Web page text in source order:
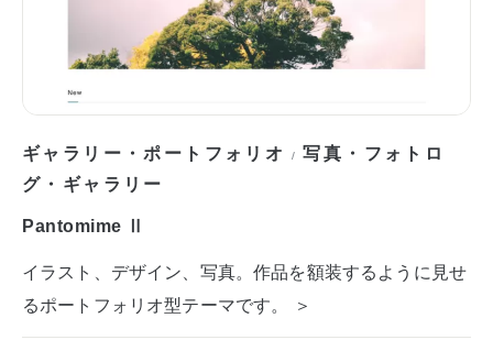
ギャラリー・ポートフォリオ /写真・フォトロ
グ・ギャラリー
Pantomime Ⅱ
イラスト、デザイン、写真。作品を額装するように見せ
るポートフォリオ型テーマです。 ＞